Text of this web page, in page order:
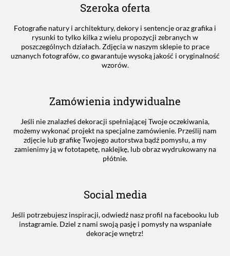
Szeroka oferta
Fotografie natury i architektury, dekory i sentencje oraz grafika i
rysunki to tylko kilka z wielu propozycji zebranych w
poszczególnych działach. Zdjęcia w naszym sklepie to prace
uznanych fotografów, co gwarantuje wysoką jakość i oryginalność
wzorów.
Zamówienia indywidualne
Jeśli nie znalazłeś dekoracji spełniającej Twoje oczekiwania,
możemy wykonać projekt na specjalne zamówienie. Prześlij nam
zdjęcie lub grafikę Twojego autorstwa bądź pomysłu, a my
zamienimy ją w fototapetę, naklejkę, lub obraz wydrukowany na
płótnie.
Social media
Jeśli potrzebujesz inspiracji, odwiedź nasz profil na facebooku lub
instagramie. Dziel z nami swoją pasję i pomysły na wspaniałe
dekoracje wnętrz!